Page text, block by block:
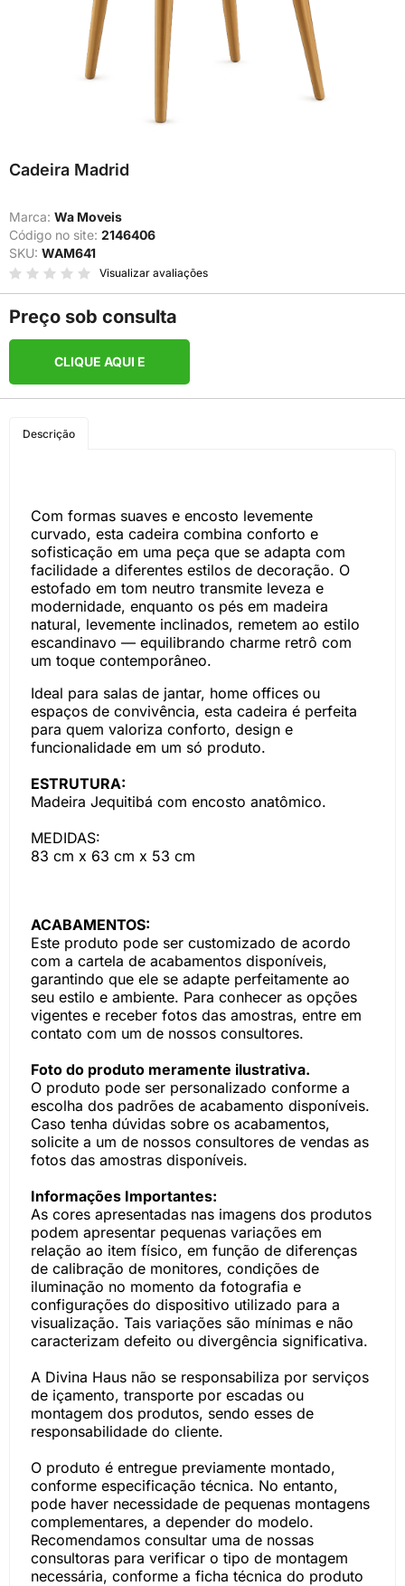
Cadeira Madrid
Marca: Wa Moveis
Código no site: 2146406
SKU: WAM641
Visualizar avaliações
Preço sob consulta
CLIQUE AQUI E
Descrição
Com formas suaves e encosto levemente
curvado, esta cadeira combina conforto e
sofisticação em uma peça que se adapta com
facilidade a diferentes estilos de decoração. O
estofado em tom neutro transmite leveza e
modernidade, enquanto os pés em madeira
natural, levemente inclinados, remetem ao estilo
escandinavo — equilibrando charme retrô com
um toque contemporâneo.
Ideal para salas de jantar, home offices ou
espaços de convivência, esta cadeira é perfeita
para quem valoriza conforto, design e
funcionalidade em um só produto.
ESTRUTURA:
Madeira Jequitibá com encosto anatômico.
MEDIDAS:
83 cm x 63 cm x 53 cm
ACABAMENTOS:
Este produto pode ser customizado de acordo
com a cartela de acabamentos disponíveis,
garantindo que ele se adapte perfeitamente ao
seu estilo e ambiente. Para conhecer as opções
vigentes e receber fotos das amostras, entre em
contato com um de nossos consultores.
Foto do produto meramente ilustrativa.
O produto pode ser personalizado conforme a
escolha dos padrões de acabamento disponíveis.
Caso tenha dúvidas sobre os acabamentos,
solicite a um de nossos consultores de vendas as
fotos das amostras disponíveis.
Informações Importantes:
As cores apresentadas nas imagens dos produtos
podem apresentar pequenas variações em
relação ao item físico, em função de diferenças
de calibração de monitores, condições de
iluminação no momento da fotografia e
configurações do dispositivo utilizado para a
visualização. Tais variações são mínimas e não
caracterizam defeito ou divergência significativa.
A Divina Haus não se responsabiliza por serviços
de içamento, transporte por escadas ou
montagem dos produtos, sendo esses de
responsabilidade do cliente.
O produto é entregue previamente montado,
conforme especificação técnica. No entanto,
pode haver necessidade de pequenas montagens
complementares, a depender do modelo.
Recomendamos consultar uma de nossas
consultoras para verificar o tipo de montagem
necessária, conforme a ficha técnica do produto